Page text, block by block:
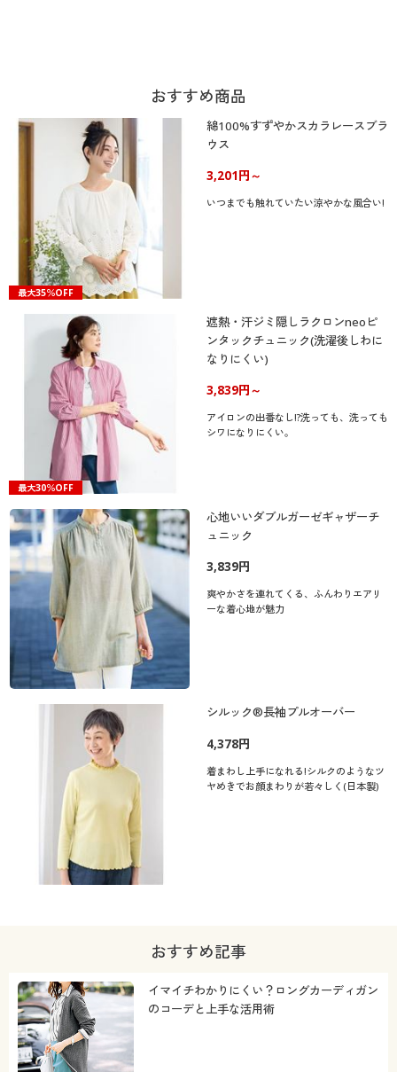
おすすめ商品
最大35％OFF
綿100%すずやかスカラレースブラ
ウス
3,201円～
いつまでも触れていたい涼やかな風合い!
最大30％OFF
遮熱・汗ジミ隠しラクロンneoピ
ンタックチュニック(洗濯後しわに
なりにくい)
3,839円～
アイロンの出番なし!?洗っても、洗っても
シワになりにくい。
心地いいダブルガーゼギャザーチ
ュニック
3,839円
爽やかさを連れてくる、ふんわりエアリ
ーな着心地が魅力
シルック®長袖プルオーバー
4,378円
着まわし上手になれる!シルクのようなツ
ヤめきでお顔まわりが若々しく(日本製)
おすすめ記事
イマイチわかりにくい？ロングカーディガン
のコーデと上手な活用術